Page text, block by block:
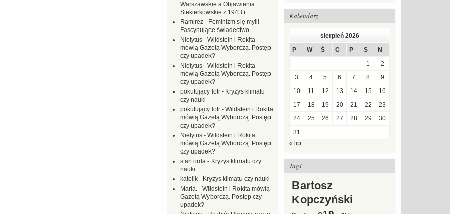
Kalendarz
sierpień 2026
P
W Ś C P S
N
1
2
3
4 5 6 7 8
9
10
11 12 13 14 15
16
17
18 19 20 21 22
23
24
25 26 27 28 29
30
31
« lip
Tagi
Bartosz
Kopczyński
Warszawskie a Objawienia
Siekierkowskie z 1943 r.
Ramirez - Feminizm się myli!
Fascynujące świadectwo
Nietytus - Wildstein i Rokita
mówią Gazetą Wyborczą. Postęp
czy upadek?
Nietytus - Wildstein i Rokita
mówią Gazetą Wyborczą. Postęp
czy upadek?
pokutujący łotr - Kryzys klimatu
czy nauki
pokutujący łotr - Wildstein i Rokita
mówią Gazetą Wyborczą. Postęp
czy upadek?
Nietytus - Wildstein i Rokita
mówią Gazetą Wyborczą. Postęp
czy upadek?
stan orda - Kryzys klimatu czy
nauki
katolik - Kryzys klimatu czy nauki
Maria. - Wildstein i Rokita mówią
Gazetą Wyborczą. Postęp czy
upadek?